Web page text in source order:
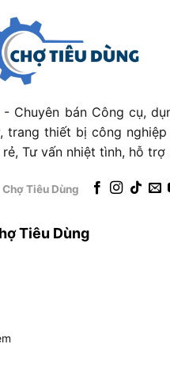
kê toàn bộ các thông số
bạn đối chiếu với nhu
định mua hàng. Hai
trọng nhất là dung tích
Của Makita
của Makita VC3211M có
nylon 1 lít, đủ để vận hành
trên công trình hoặc
xả bụi giữa chừng.
Chuyên bán Công cụ,
trang thiết bị công
rẻ, Tư vấn nhiệt tình, hỗ
Tiêu Dùng
Tiêu Dùng